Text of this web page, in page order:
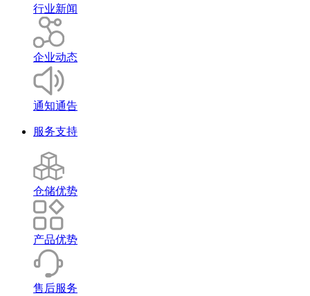
行业新闻
企业动态
通知通告
服务支持
仓储优势
产品优势
售后服务